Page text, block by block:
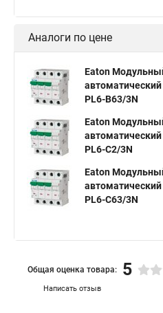
Аналоги по цене
Eaton
PL6-B63/3N
Eaton
PL6-C2/3N
Eaton
PL6-C63/3N
Написать отзыв
Общая оценка товара: 5